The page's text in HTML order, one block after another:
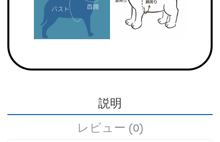
説明
レビュー (0)